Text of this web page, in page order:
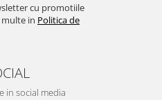
cu promotiile
in Politica de
in social media